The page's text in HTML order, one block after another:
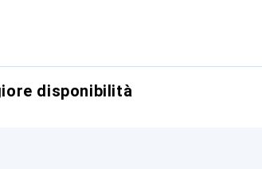
disponibilità